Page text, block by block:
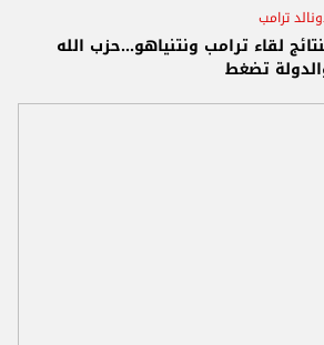
ترامب
لقاء ترامب ونتنياهو...حزب الله
تضغط